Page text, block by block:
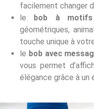
facilement changer
le bob à motifs
géométriques,
touche unique à
le bob avec
vous permet
élégance grâce à un